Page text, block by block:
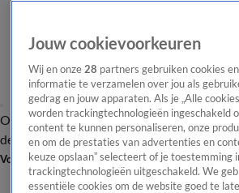
OverzichtAfleveringen Entertainment
de redactieNieuwsbrief
Volg Shownieuws
Jouw cookievoorkeuren
Wij en onze 28 partners gebruiken cookies
informatie te verzamelen over jou als
gedrag en jouw apparaten. Als je „Alle
worden trackingtechnologieën ingeschakeld
content te kunnen personaliseren, onze
en om de prestaties van advertenties en
keuze opslaan” selecteert of je toestemming
trackingtechnologieën uitgeschakeld. We
essentiële cookies om de website goed te